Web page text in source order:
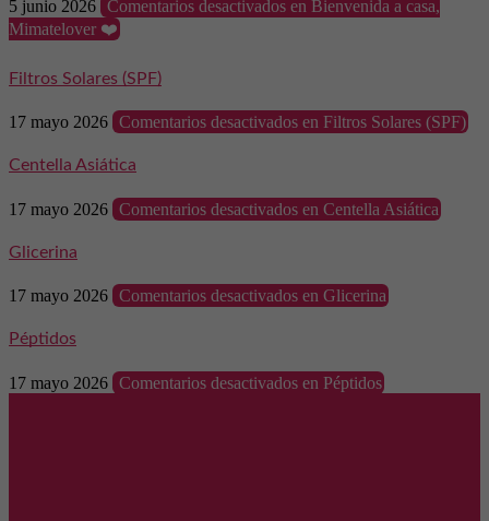
5 junio 2026 Comentarios desactivados en Bienvenida a casa,
Mimatelover ❤️
Filtros Solares (SPF)
17 mayo 2026 Comentarios desactivados en Filtros Solares (SPF)
Centella Asiática
17 mayo 2026 Comentarios desactivados en Centella Asiática
Glicerina
17 mayo 2026 Comentarios desactivados en Glicerina
Péptidos
17 mayo 2026 Comentarios desactivados en Péptidos